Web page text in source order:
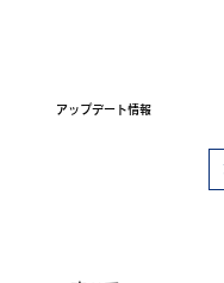
アップデート情報